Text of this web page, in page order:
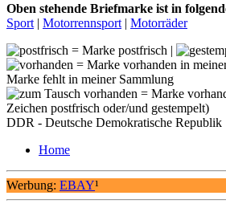
Oben stehende Briefmarke ist in
Sport | Motorrennsport | Motorräder
= Marke postfrisch |
= Marke vorhanden in
Marke fehlt in meiner Sammlung
= Marke
Zeichen postfrisch oder/und gestempelt)
DDR - Deutsche Demokratische Republik
Home
Werbung: EBAY¹